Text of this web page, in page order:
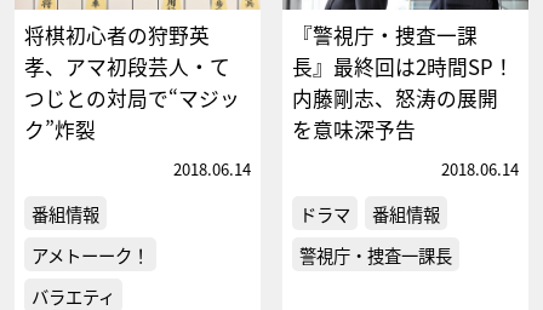
将棋初心者の狩野英
孝、アマ初段芸人・て
つじとの対局で“マジッ
ク”炸裂
2018.06.14
番組情報
アメトーーク！
バラエティ
『警視庁・捜査一課
長』最終回は2時間SP！
内藤剛志、怒涛の展開
を意味深予告
2018.06.14
ドラマ
番組情報
警視庁・捜査一課長